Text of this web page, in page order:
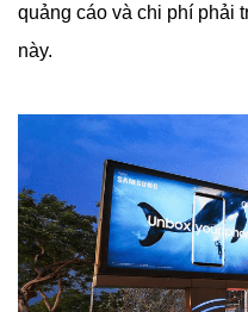
quảng cáo và chi phí phải
này.